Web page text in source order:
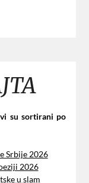
su sortirani po
Srbije 2026
2026
u slam